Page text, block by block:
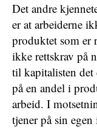
Det andre
er at arbeiderne
produktet som er
ikke rettskrav på
til kapitalisten det
på en andel i
arbeid. I
tjener på sin